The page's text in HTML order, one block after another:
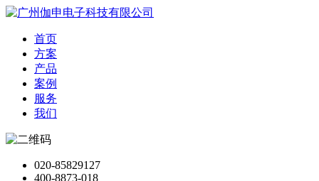
首页
方案
产品
案例
服务
我们
020-85829127
400-8873-018